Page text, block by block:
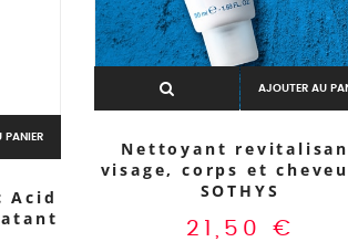
PANIER
Acid
AJOUTER AU
Nettoyant
visage, corps et
SOTHYS
21,50 €